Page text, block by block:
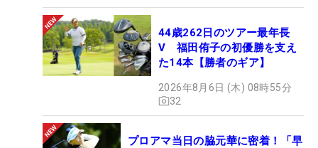
44歳262日のツアー最年長
V 福田侑子の初優勝を支え
た14本【勝者のギア】
2026年8月6日 (木) 08時55分
32
プロアマ当日の脇元華に密着！「早